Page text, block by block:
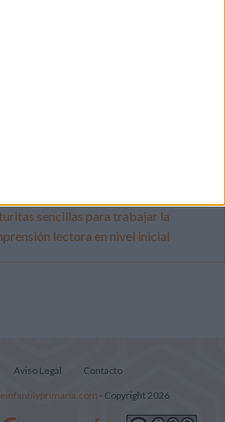
sencillas para trabajar la
lectora en nivel inicial
Aviso Legal Contacto
- Copyright 2026